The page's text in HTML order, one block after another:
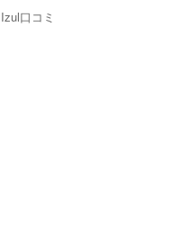
Izul口コミ